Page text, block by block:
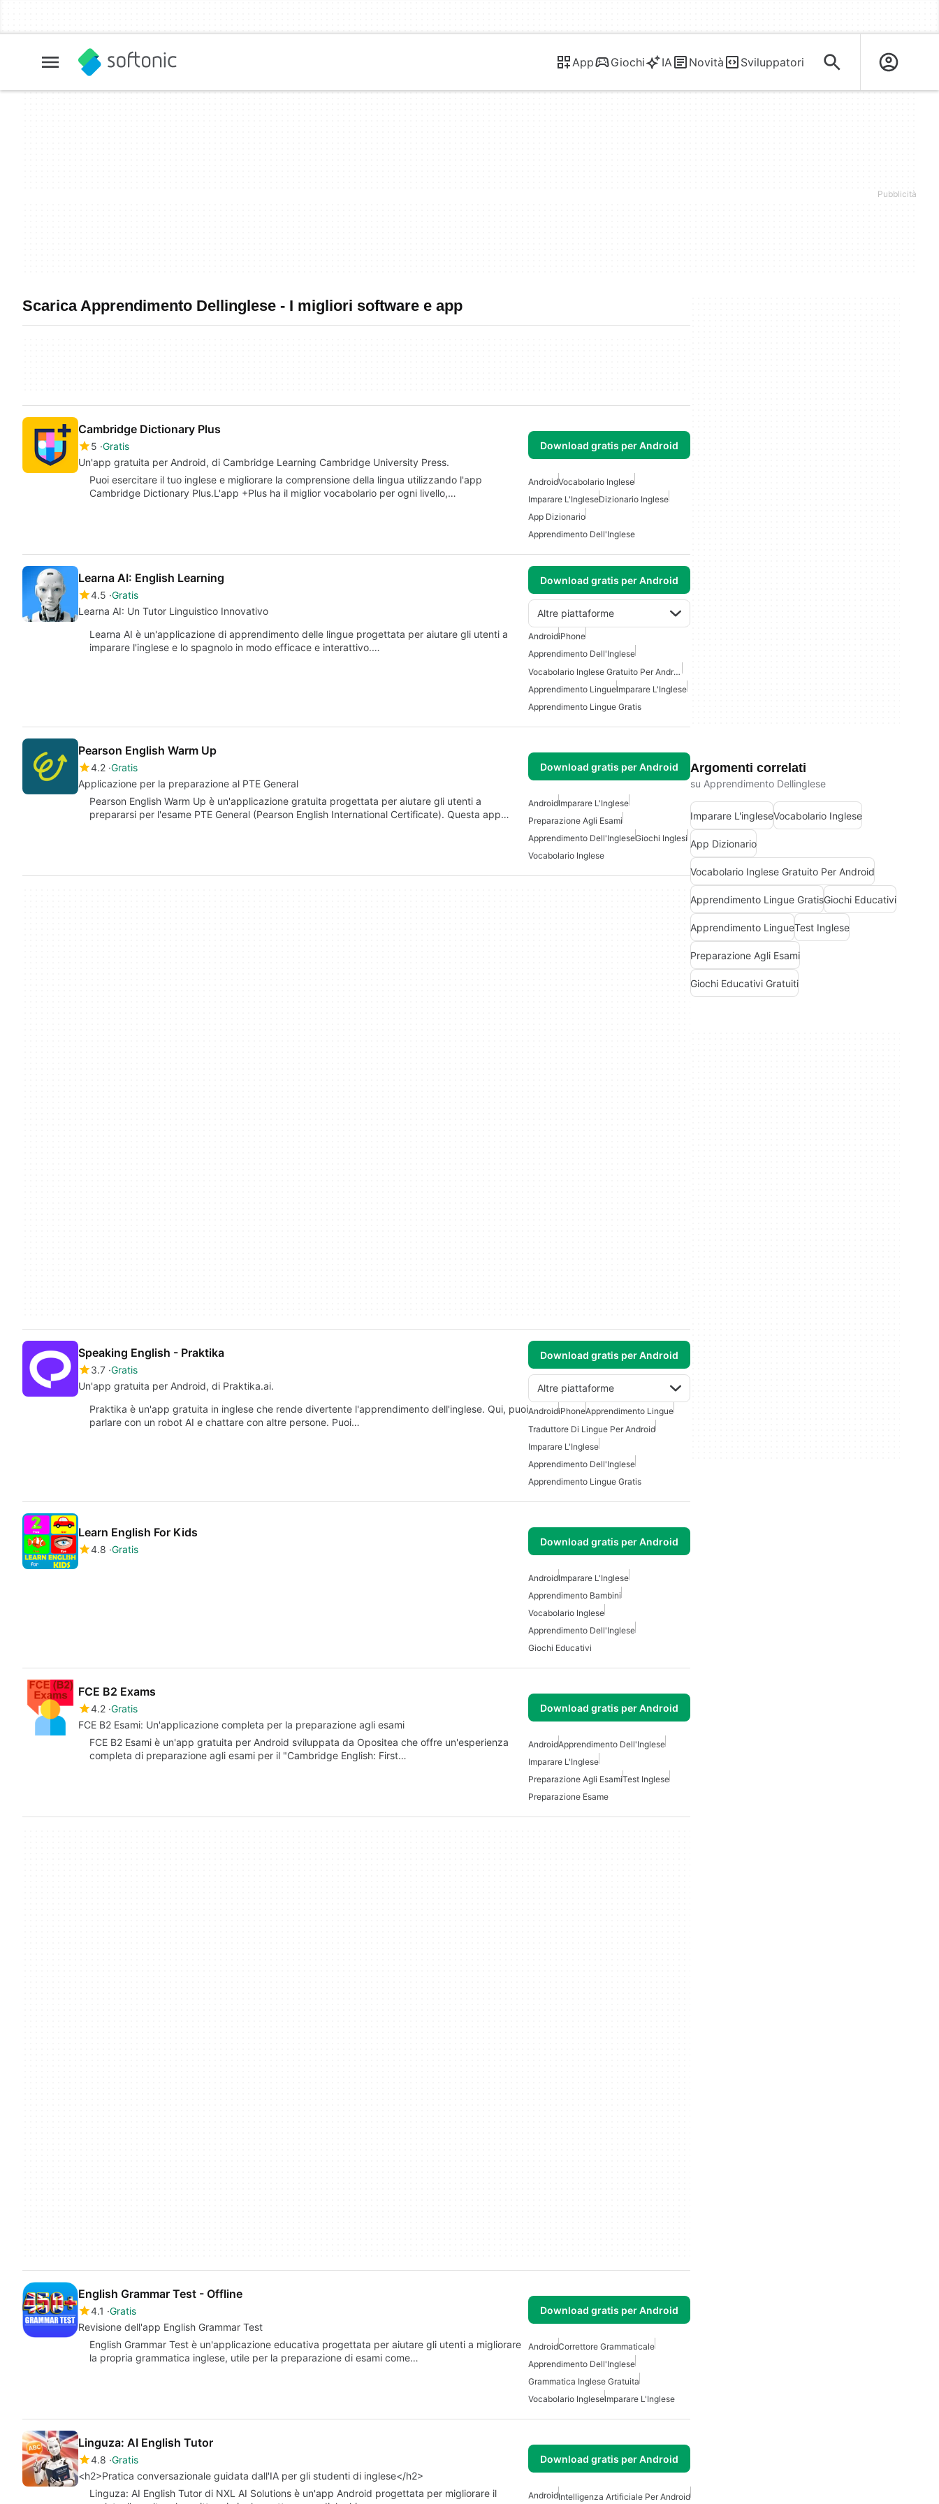
App Giochi IA Novità Sviluppatori
Scarica Apprendimento Dellinglese - I migliori software e app
Cambridge Dictionary Plus
5 Gratis
Un'app gratuita per Android, di Cambridge Learning Cambridge University Press.
Download gratis per Android
Puoi esercitare il tuo inglese e migliorare la comprensione della lingua utilizzando l'app
Cambridge Dictionary Plus.L'app +Plus ha il miglior vocabolario per ogni livello,…
AndroidVocabolario Inglese
Imparare L'IngleseDizionario Inglese
App Dizionario
Apprendimento Dell'Inglese
Learna AI: English Learning
4.5 Gratis
Learna AI: Un Tutor Linguistico Innovativo
Download gratis per Android
Altre piattaforme
Learna AI è un'applicazione di apprendimento delle lingue progettata per aiutare gli utenti a
imparare l'inglese e lo spagnolo in modo efficace e interattivo.…
AndroidiPhone
Apprendimento Dell'Inglese
Vocabolario Inglese Gratuito Per Android
Apprendimento LingueImparare L'Inglese
Apprendimento Lingue Gratis
Pearson English Warm Up
4.2 Gratis
Applicazione per la preparazione al PTE General
Download gratis per Android
Pearson English Warm Up è un'applicazione gratuita progettata per aiutare gli utenti a
prepararsi per l'esame PTE General (Pearson English International Certificate). Questa app…
AndroidImparare L'Inglese
Preparazione Agli Esami
Apprendimento Dell'IngleseGiochi Inglesi
Vocabolario Inglese
Speaking English - Praktika
3.7 Gratis
Un'app gratuita per Android, di Praktika.ai.
Download gratis per Android
Altre piattaforme
Praktika è un'app gratuita in inglese che rende divertente l'apprendimento dell'inglese. Qui, puoi
parlare con un robot AI e chattare con altre persone. Puoi…
AndroidiPhoneApprendimento Lingue
Traduttore Di Lingue Per Android
Imparare L'Inglese
Apprendimento Dell'Inglese
Apprendimento Lingue Gratis
Learn English For Kids
4.8 Gratis
Download gratis per Android
AndroidImparare L'Inglese
Apprendimento Bambini
Vocabolario Inglese
Apprendimento Dell'Inglese
Giochi Educativi
FCE B2 Exams
4.2 Gratis
FCE B2 Esami: Un'applicazione completa per la preparazione agli esami
Download gratis per Android
FCE B2 Esami è un'app gratuita per Android sviluppata da Opositea che offre un'esperienza
completa di preparazione agli esami per il "Cambridge English: First…
AndroidApprendimento Dell'Inglese
Imparare L'Inglese
Preparazione Agli EsamiTest Inglese
Preparazione Esame
English Grammar Test - Offline
4.1 Gratis
Revisione dell'app English Grammar Test
Download gratis per Android
English Grammar Test è un'applicazione educativa progettata per aiutare gli utenti a migliorare
la propria grammatica inglese, utile per la preparazione di esami come…
AndroidCorrettore Grammaticale
Apprendimento Dell'Inglese
Grammatica Inglese Gratuita
Vocabolario IngleseImparare L'Inglese
Linguza: AI English Tutor
4.8 Gratis
<h2>Pratica conversazionale guidata dall'IA per gli studenti di inglese</h2>
Download gratis per Android
Linguza: AI English Tutor di NXL AI Solutions è un'app Android progettata per migliorare il
AndroidIntelligenza Artificiale Per Android
Argomenti correlati
su Apprendimento Dellinglese
Imparare L'ingleseVocabolario Inglese
App Dizionario
Vocabolario Inglese Gratuito Per Android
Apprendimento Lingue GratisGiochi Educativi
Apprendimento LingueTest Inglese
Preparazione Agli Esami
Giochi Educativi Gratuiti